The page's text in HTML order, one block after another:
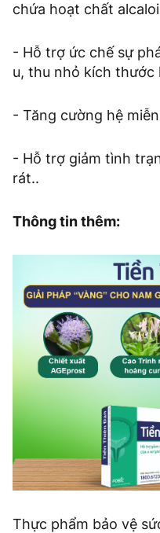
chứa hoạt chất
- Hỗ trợ ức chế sự
u, thu nhỏ kích thước
- Tăng cường hệ
- Hỗ trợ giảm tình
rát..
Thông tin thêm:
Thực phẩm bảo vệ